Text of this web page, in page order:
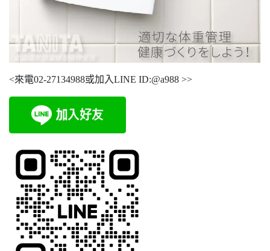
<來電02-27134988或加入LINE ID:@a988 >>